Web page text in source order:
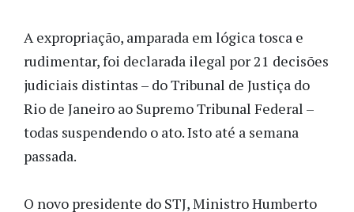
A expropriação, amparada em lógica tosca e
rudimentar, foi declarada ilegal por 21 decisões
judiciais distintas – do Tribunal de Justiça do
Rio de Janeiro ao Supremo Tribunal Federal –
todas suspendendo o ato. Isto até a semana
passada.
O novo presidente do STJ, Ministro Humberto